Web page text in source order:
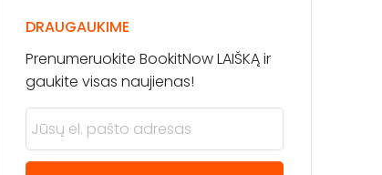
DRAUGAUKIME
Prenumeruokite BookitNow LAIŠKĄ ir
gaukite visas naujienas!